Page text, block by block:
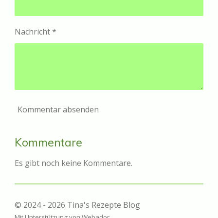
Nachricht *
Kommentar absenden
Kommentare
Es gibt noch keine Kommentare.
© 2024 - 2026 Tina's Rezepte Blog